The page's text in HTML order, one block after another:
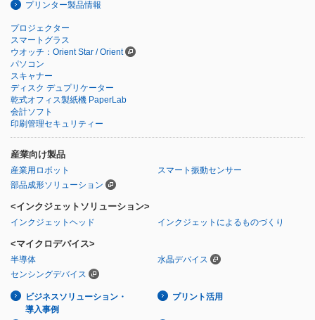
プリンター製品情報
プロジェクター
スマートグラス
ウオッチ：Orient Star / Orient
パソコン
スキャナー
ディスク デュプリケーター
乾式オフィス製紙機 PaperLab
会計ソフト
印刷管理セキュリティー
産業向け製品
産業用ロボット
スマート振動センサー
部品成形ソリューション
<インクジェットソリューション>
インクジェットヘッド インクジェットによるものづくり
<マイクロデバイス>
半導体
水晶デバイス
センシングデバイス
ビジネスソリューション・
導入事例
プリント活用